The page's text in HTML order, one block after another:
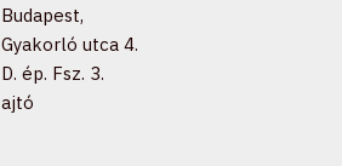
Budapest,
Gyakorló utca 4.
D. ép. Fsz. 3.
ajtó